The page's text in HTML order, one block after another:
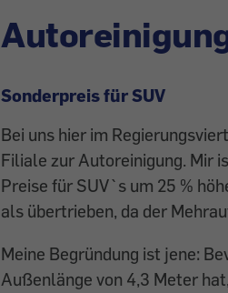
Sonderpreis für SUV
Bei uns hier im
Filiale zur Autoreinigung. Mir
Preise für SUV`s um 25 %
als übertrieben, da der
Meine Begründung ist jene:
Außenlänge von 4,3 Meter